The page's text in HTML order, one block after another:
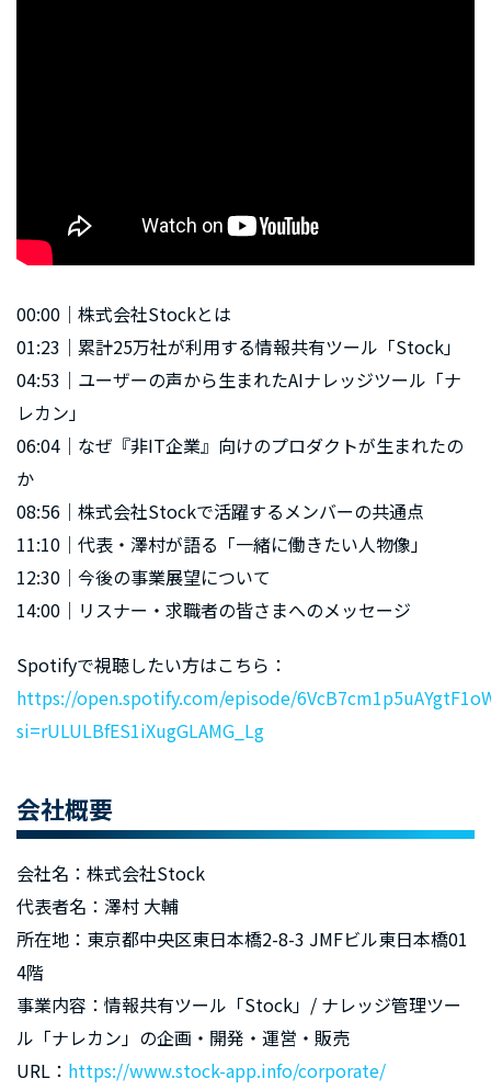
00:00｜株式会社Stockとは
01:23｜累計25万社が利用する情報共有ツール「Stock」
04:53｜ユーザーの声から生まれたAIナレッジツール「ナ
レカン」
06:04｜なぜ『非IT企業』向けのプロダクトが生まれたの
か
08:56｜株式会社Stockで活躍するメンバーの共通点
11:10｜代表・澤村が語る「一緒に働きたい人物像」
12:30｜今後の事業展望について
14:00｜リスナー・求職者の皆さまへのメッセージ
Spotifyで視聴したい方はこちら：
https://open.spotify.com/episode/
si=rULULBfES1iXugGLAMG_Lg
会社概要
会社名：株式会社Stock
代表者名：澤村 大輔
所在地：東京都中央区東日本橋2-8-3 JMFビル東日本橋01
4階
事業内容：情報共有ツール「Stock」/ ナレッジ管理ツー
ル「ナレカン」の企画・開発・運営・販売
URL： https://www.stock-app.info/corporate/